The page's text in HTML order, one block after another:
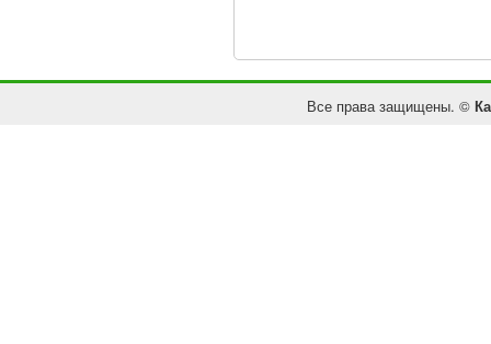
Все права защищены. ©